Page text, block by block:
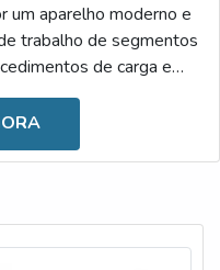
um aparelho moderno e
trabalho de segmentos
de carga e
de alta qualidade, ele
facilmente
é possível observar